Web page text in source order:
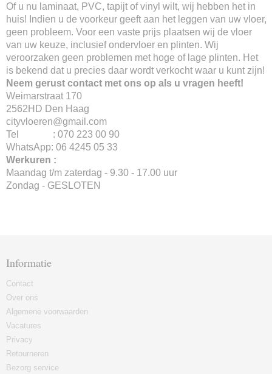
Of u nu laminaat, PVC, tapijt of vinyl wilt, wij hebben het in
huis! Indien u de voorkeur geeft aan het leggen van uw vloer,
geen probleem. Voor een vaste prijs plaatsen wij de vloer
van uw keuze, inclusief ondervloer en plinten. Wij
veroorzaken geen problemen met hoge of lage plinten. Het
is bekend dat u precies daar wordt verkocht waar u kunt zijn!
Neem gerust contact met ons op als u vragen heeft!
Weimarstraat 170
2562HD Den Haag
cityvloeren@gmail.com
Tel : 070 223 00 90
WhatsApp: 06 4245 05 33
Werkuren :
Maandag t/m zaterdag - 9.30 - 17.00 uur
Zondag - GESLOTEN
Informatie
Contact
Over ons
Algemene voorwaarden
Vacatures
Privacy
Retourneren
Bezorg service